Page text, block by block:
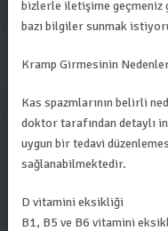
bizlerle iletişime geçmeniz
bazı bilgiler sunmak
Kramp Girmesinin
Kas spazmlarının belirli
doktor tarafından detaylı
uygun bir tedavi
sağlanabilmektedir.
D vitamini eksikliği
B1, B5 ve B6 vitamini